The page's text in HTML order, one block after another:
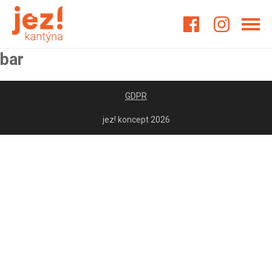
jez! kantýna Cargo
bar
GDPR
jez! koncept 2026